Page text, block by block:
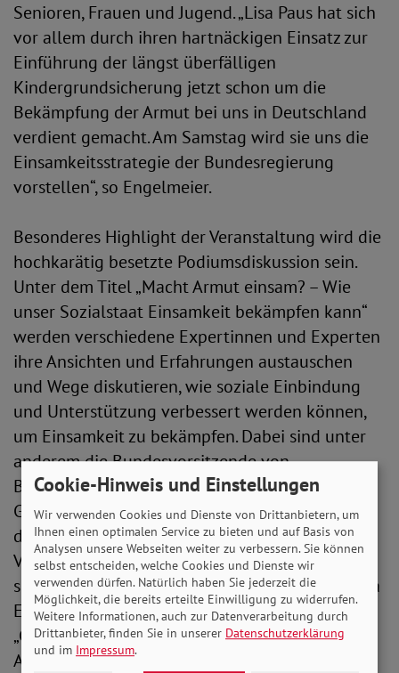
Senioren, Frauen und Jugend. „Lisa Paus hat sich
vor allem durch ihren hartnäckigen Einsatz zur
Einführung der längst überfälligen
Kindergrundsicherung jetzt schon um die
Bekämpfung der Armut bei uns in Deutschland
verdient gemacht. Am Samstag wird sie uns die
Einsamkeitsstrategie der Bundesregierung
vorstellen“, so Engelmeier.
Besonderes Highlight der Veranstaltung wird die
hochkarätig besetzte Podiumsdiskussion sein.
Unter dem Titel „Macht Armut einsam? – Wie
unser Sozialstaat Einsamkeit bekämpfen kann“
werden verschiedene Expertinnen und Experten
ihre Ansichten und Erfahrungen austauschen
und Wege diskutieren, wie soziale Einbindung
und Unterstützung verbessert werden können,
um Einsamkeit zu bekämpfen. Dabei sind unter
anderem die Bundesvorsitzende von
Bündnis90/Die Grünen, Ricarda Lang und SPD-
Generalsekretär Kevin Kühnert. Außerdem
diskutieren die Gründerin der Tafeln und
Vorsitzende der Berliner Tafel, Sabine Werth,
sowie die Parasportlerin Kirsten Bruhn. Michaela
Engelmeier erhofft sich hier wertvolle Impulse:
„Gemeinsam wollen wir dabei Wege finden, um
Armut und Einsamkeit endlich effektiv
Cookie-Hinweis und Einstellungen
Wir verwenden Cookies und Dienste von Drittanbietern, um
Ihnen einen optimalen Service zu bieten und auf Basis von
Analysen unsere Webseiten weiter zu verbessern. Sie können
selbst entscheiden, welche Cookies und Dienste wir
verwenden dürfen. Natürlich haben Sie jederzeit die
Möglichkeit, die bereits erteilte Einwilligung zu widerrufen.
Weitere Informationen, auch zur Datenverarbeitung durch
Drittanbieter, finden Sie in unserer Datenschutzerklärung
und im Impressum.